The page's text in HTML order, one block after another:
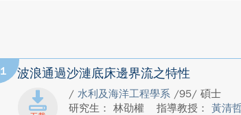
1 波浪通過沙漣底床邊界流之特性
/ 水利及海洋工程學系 /95/ 碩士
研究生： 林劭權
指導教授： 黃清